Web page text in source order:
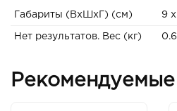
Габариты (ВxШxГ) (см) 9 x
Нет результатов. Вес (кг) 0.6